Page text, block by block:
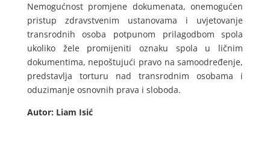
Nemogućnost promjene dokumenata, onemogućen
pristup zdravstvenim ustanovama i uvjetovanje
transrodnih osoba potpunom prilagodbom spola
ukoliko žele promijeniti oznaku spola u ličnim
dokumentima, nepoštujući pravo na samoodređenje,
predstavlja torturu nad transrodnim osobama i
oduzimanje osnovnih prava i sloboda.
Autor: Liam Isić